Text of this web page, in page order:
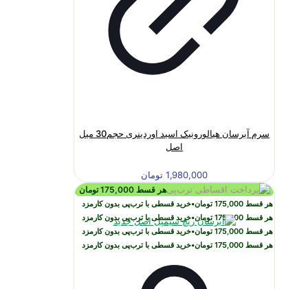
سرم آبرسان هیالورونیک اسید اوردینری حجم30 میل
اصل
1,980,000 تومان
هر قسط175,000 تومان
هر قسط 175,000 تومان•خرید قسطی با ترب‌پی بدون کارمزد
هر قسط 175,000 تومان•خرید قسطی با ترب‌پی بدون کارمزد
هر قسط 175,000 تومان•خرید قسطی با ترب‌پی بدون کارمزد
هر قسط 175,000 تومان•خرید قسطی با ترب‌پی بدون کارمزد